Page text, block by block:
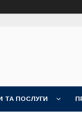
ТА ПОСЛУГИ